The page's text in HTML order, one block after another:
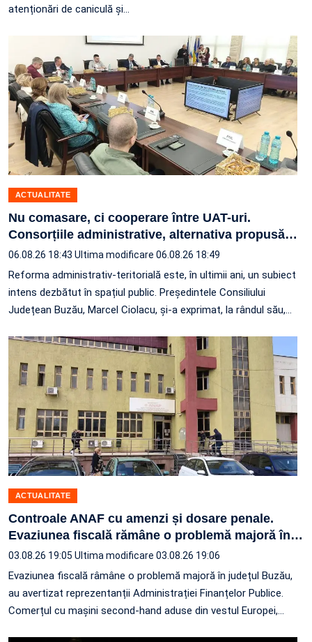
atenționări de caniculă și…
ACTUALITATE
Nu comasare, ci cooperare între UAT-uri.
Consorțiile administrative, alternativa propusă…
06.08.26 18:43 Ultima modificare 06.08.26 18:49
Reforma administrativ-teritorială este, în ultimii ani, un subiect
intens dezbătut în spațiul public. Președintele Consiliului
Județean Buzău, Marcel Ciolacu, și-a exprimat, la rândul său,…
ACTUALITATE
Controale ANAF cu amenzi și dosare penale.
Evaziunea fiscală rămâne o problemă majoră în…
03.08.26 19:05 Ultima modificare 03.08.26 19:06
Evaziunea fiscală râmâne o problemă majoră în județul Buzău,
au avertizat reprezentanții Administrației Finanțelor Publice.
Comerțul cu mașini second-hand aduse din vestul Europei,…